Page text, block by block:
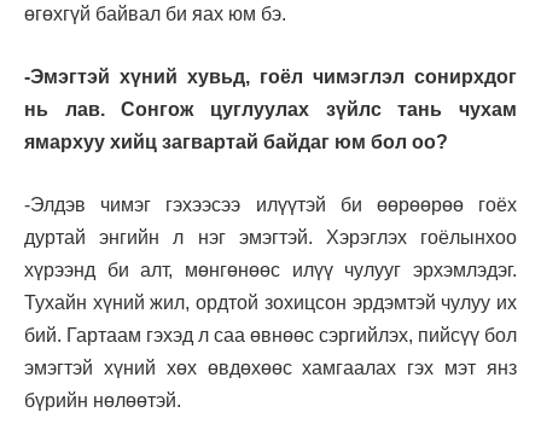
өгөхгүй байвал би яах юм бэ.
-Эмэгтэй хүний хувьд, гоёл чимэглэл сонирхдог
нь лав. Сонгож цуглуулах зүйлс тань чухам
ямархуу хийц загвартай байдаг юм бол оо?
-Элдэв чимэг гэхээсээ илүүтэй би өөрөөрөө гоёх
дуртай энгийн л нэг эмэгтэй. Хэрэглэх гоёлынхоо
хүрээнд би алт, мөнгөнөөс илүү чулууг эрхэмлэдэг.
Тухайн хүний жил, ордтой зохицсон эрдэмтэй чулуу их
бий. Гартаам гэхэд л саа өвнөөс сэргийлэх, пийсүү бол
эмэгтэй хүний хөх өвдөхөөс хамгаалах гэх мэт янз
бүрийн нөлөөтэй.